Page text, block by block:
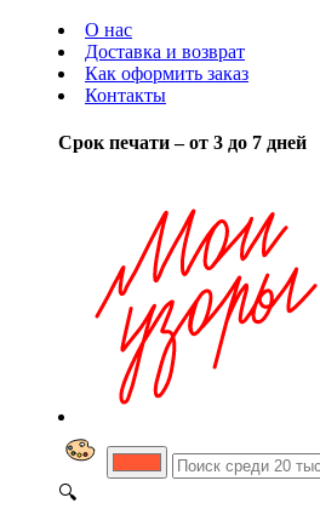
О нас
Доставка и возврат
Как оформить заказ
Контакты
Срок печати – от 3 до 7 дней
🔍